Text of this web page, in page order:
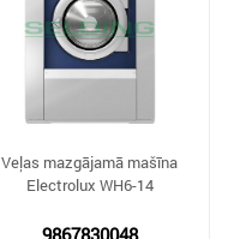
Veļas mazgājamā mašīna
Electrolux WH6-14
9867830048